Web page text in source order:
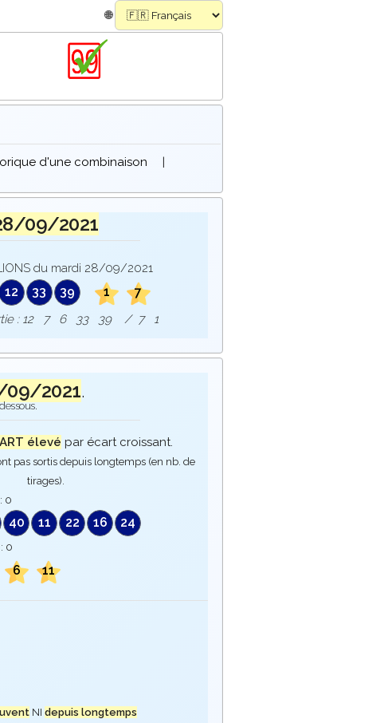
🌐
d'une combinaison
|
09/2021
du mardi 28/09/2021
12 33 39 1 7
: 12 7 6 33 39 / 7 1
09/2021.
élevé par écart croissant.
pas sortis depuis longtemps (en nb. de
tirages).
0
40 11 22 16 24
0
6 11
NI depuis longtemps